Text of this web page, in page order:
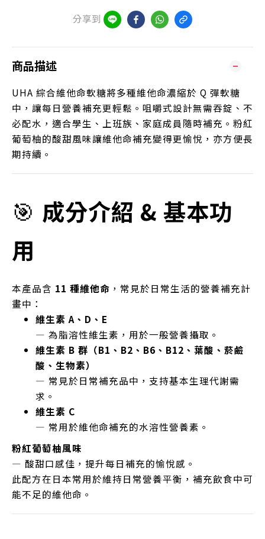
分享到
商品描述
UHA 綜合維他命軟糖將多種維他命濃縮於 Q 彈軟糖
中，讓每日營養補充更輕鬆。咀嚼式設計無需吞錠、不
必配水，適合學生、上班族、家庭成員隨時補充。粉紅
葡萄柚的酸甜風味讓維他命補充變得更愉悅，亦方便長
期持續。
🎯 成分介紹 & 基本功
用
本產品含 11 種維他命 ，常見於日常生活的營養補充計
畫中：
維生素 A、D、E
— 為脂溶性維生素，用於一般營養攝取。
維生素 B 群（B1、B2、B6、B12、葉酸、菸鹼
酸、生物素）
— 常見於日常補充品中，支持基本生理代謝需
求。
維生素 C
— 常用於維他命補充的水溶性營養素。
粉紅葡萄柚風味
— 酸甜口感佳，提升每日補充的愉悅感。
此配方在日本常用於維持日常營養平衡，補充飲食中可
能不足的維他命。